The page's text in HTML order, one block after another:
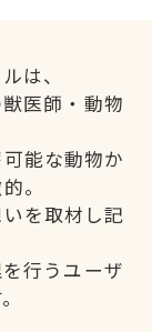
は、
医師・動物
能な動物か
。
を取材し記
行うユーザ